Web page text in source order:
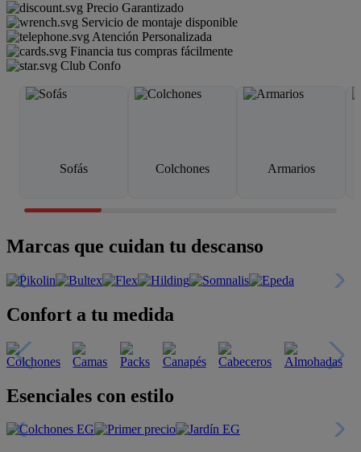
Precio Garantizado
Servicio de montaje disponible
Atención Personalizada
Financia tus compras fácilmente
Club Confo
Sofás Colchones Armarios
Marcas que cuidan tu descanso
Confort a tu medida
Esenciales con estilo